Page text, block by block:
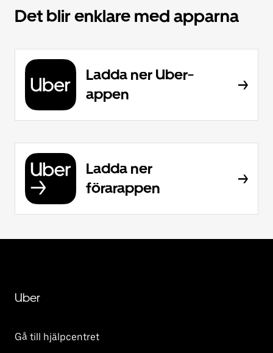
Det blir enklare med apparna
Ladda ner Uber-
appen
Ladda ner
förarappen
Uber
Gå till hjälpcentret